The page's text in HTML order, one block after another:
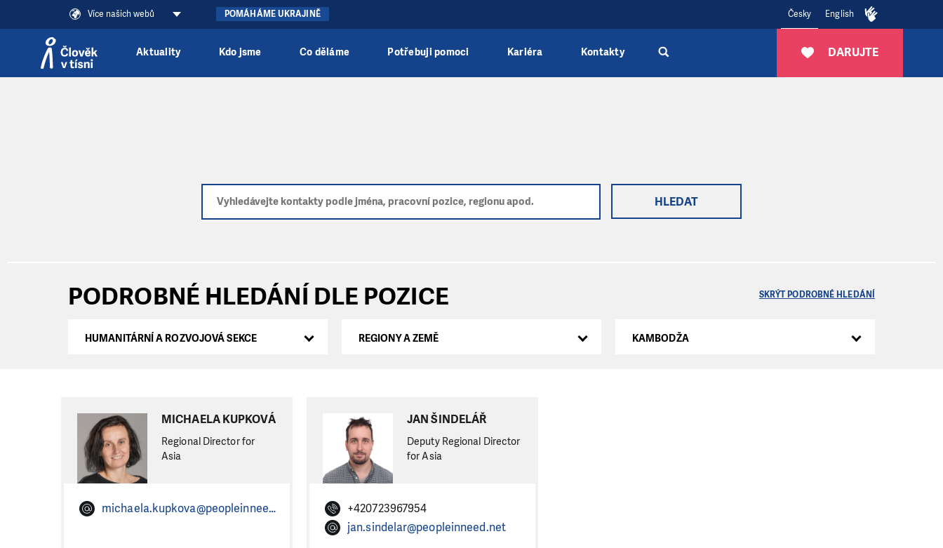
Více našich webů POMÁHÁME UKRAJINĚ Česky English
DARUJTE
Aktuality Kdo jsme Co děláme Potřebuji pomoci Kariéra Kontakty
HLEDAT
PODROBNÉ HLEDÁNÍ DLE POZICE SKRÝT PODROBNÉ HLEDÁNÍ
HUMANITÁRNÍ A ROZVOJOVÁ SEKCE REGIONY A ZEMĚ KAMBODŽA
MICHAELA KUPKOVÁ
Regional Director for
Asia
michaela.kupkova@peopleinneed.net
JAN ŠINDELÁŘ
Deputy Regional Director
for Asia
+420723967954
jan.sindelar@peopleinneed.net